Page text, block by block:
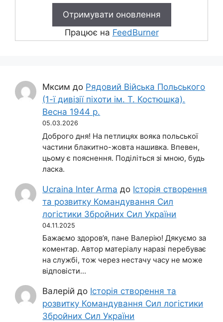
Працює на FeedBurner
Мксим до Рядовий Війська Польського
(1-ї дивізії піхоти ім. Т. Костюшка).
Весна 1944 р.
05.03.2026
Доброго дня! На петлицях вояка польської
частини блакитно-жовта нашивка. Впевен,
цьому є пояснення. Поділіться зі мною, будь
ласка.
Ucraina Inter Arma до Історія створення
та розвитку Командування Сил
логістики Збройних Сил України
04.11.2025
Бажаємо здоров’я, пане Валерію! Дякуємо за
коментар. Автор матеріалу наразі перебуває
на службі, тож через нестачу часу не може
відповісти…
Валерій до Історія створення та
розвитку Командування Сил логістики
Збройних Сил України